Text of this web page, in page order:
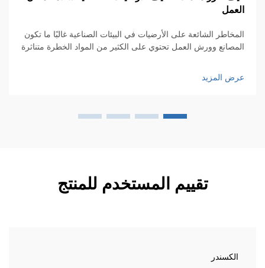
المخاطر الشائعة على الأرضيات في البيئات الصناعية غالبًا ما تكون
وورش العمل تحتوي على الكثير من المواد الخطرة متناثرة
المياه بعد التنظيف، وقطع المعادن أو البلاستيك المتناثرة
الأرضيات. الناس...
المزيد
تقييم المستخدم للمنتج